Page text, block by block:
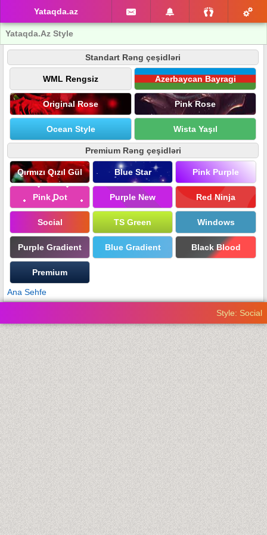
Yataqda.az
Yataqda.Az Style
Standart Rəng çeşidləri
WML Rengsiz Azerbaycan Bayragi
Original Rose Pink Rose
Ocean Style Wista Yaşıl
Premium Rəng çeşidləri
Qırmızı Qızıl Gül Blue Star Pink Purple
Pink Dot Purple New Red Ninja
Social TS Green Windows
Purple Gradient Blue Gradient Black Blood
Premium
Ana Sehfe
Style: Social